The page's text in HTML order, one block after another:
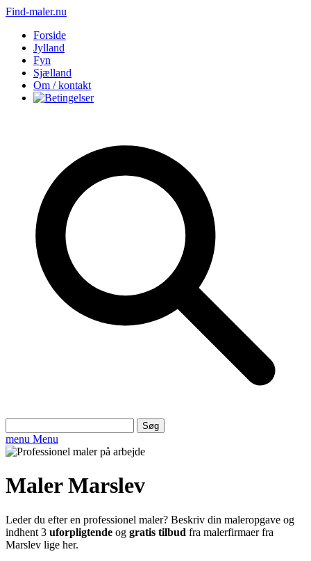
Find-maler.nu
Forside
Jylland
Fyn
Sjælland
Om / kontakt
efter:
menu Menu
Maler Marslev
Leder du efter en professionel maler? Beskriv din maleropgave og
indhent 3 uforpligtende og gratis tilbud fra malerfirmaer fra
Marslev lige her.